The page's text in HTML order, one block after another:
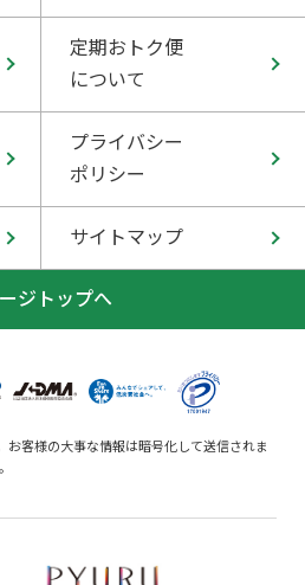
定期おトク便
について
プライバシー
ポリシー
サイトマップ
ジトップへ
お客様の大事な情報は暗号化して送信されま